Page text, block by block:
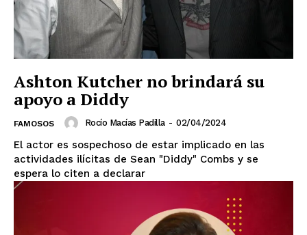
Ashton Kutcher no brindará su
apoyo a Diddy
FAMOSOS Rocío Macías Padilla - 02/04/2024
El actor es sospechoso de estar implicado en las
actividades ilícitas de Sean "Diddy" Combs y se
espera lo citen a declarar